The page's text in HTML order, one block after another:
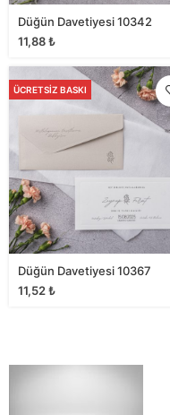
Düğün Davetiyesi 10342
11,88₺
ÜCRETSIZ BASKI
Düğün Davetiyesi 10367
11,52₺